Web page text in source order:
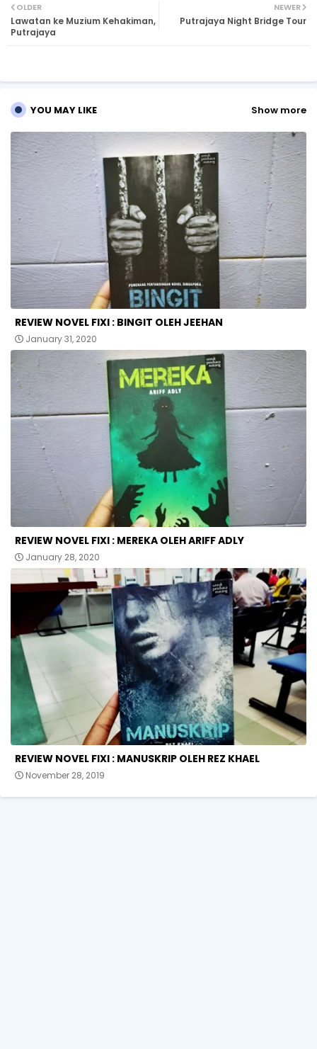
tte ats
p
NEWER
Putrajaya Night Bridge Tour
OLDER
Lawatan ke Muzium Kehakiman,
Putrajaya
YOU MAY LIKE Show more
REVIEW NOVEL FIXI : BINGIT OLEH JEEHAN
January 31, 2020
REVIEW NOVEL FIXI : MEREKA OLEH ARIFF ADLY
January 28, 2020
REVIEW NOVEL FIXI : MANUSKRIP OLEH REZ KHAEL
November 28, 2019